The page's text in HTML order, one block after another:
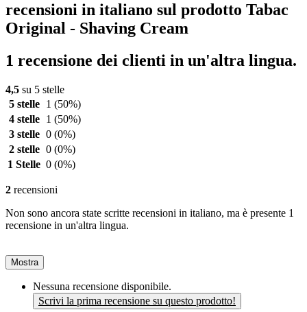
recensioni in italiano sul prodotto Tabac
Original - Shaving Cream
1 recensione dei clienti in un'altra lingua.
4,5 su 5 stelle
5 stelle
1 (50%)
4 stelle
1 (50%)
3 stelle 0 (0%)
2 stelle 0 (0%)
1 Stelle 0 (0%)
2 recensioni
Non sono ancora state scritte recensioni in italiano, ma è presente 1
recensione in un'altra lingua.
Mostra
Nessuna recensione disponibile.
Scrivi la prima recensione su questo prodotto!